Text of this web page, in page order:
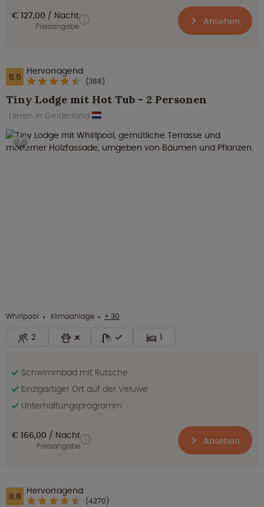
€ 127,00 Nacht
Preisangabe Ansehen
8.6 Hervorragend
(388)
Tiny Lodge mit Hot Tub - 2 Personen
Lieren in Gelderland
Whirlpool klimaanlage + 30
2 1
Schwimmbad mit Rutsche
Einzigartiger Ort auf der Veluwe
Unterhaltungsprogramm
€ 166,00 Nacht
Preisangabe Ansehen
8.8 Hervorragend
(4270)